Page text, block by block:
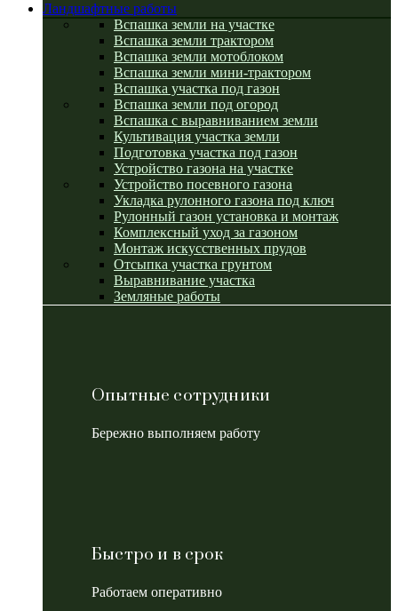
Ландшафтные работы
Вспашка земли на участке
Вспашка земли трактором
Вспашка земли мотоблоком
Вспашка земли мини-трактором
Вспашка участка под газон
Вспашка земли под огород
Вспашка с выравниванием земли
Культивация участка земли
Подготовка участка под газон
Устройство газона на участке
Устройство посевного газона
Укладка рулонного газона под ключ
Рулонный газон установка и монтаж
Комплексный уход за газоном
Монтаж искусственных прудов
Отсыпка участка грунтом
Выравнивание участка
Земляные работы
Опытные сотрудники
Бережно выполняем работу
Быстро и в срок
Работаем оперативно